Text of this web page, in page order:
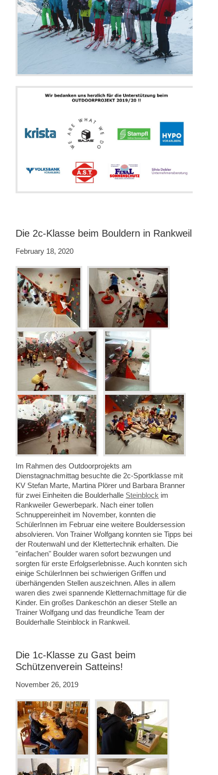
Die 2c-Klasse beim Bouldern in Rankweil
February 18, 2020
Im Rahmen des Outdoorprojekts am
Dienstagnachmittag besuchte die 2c-Sportklasse mit
KV Stefan Marte, Martina Plörer und Barbara Branner
für zwei Einheiten die Boulderhalle Steinblock im
Rankweiler Gewerbepark. Nach einer tollen
Schnuppereinheit im November, konnten die
SchülerInnen im Februar eine weitere Bouldersession
absolvieren. Von Trainer Wolfgang konnten sie Tipps bei
der Routenwahl und der Klettertechnik erhalten. Die
"einfachen" Boulder waren sofort bezwungen und
sorgten für erste Erfolgserlebnisse. Auch konnten sich
einige SchülerInnen bei schwierigen Griffen und
überhängenden Stellen auszeichnen. Alles in allem
waren dies zwei spannende Kletternachmittage für die
Kinder. Ein großes Dankeschön an dieser Stelle an
Trainer Wolfgang und das freundliche Team der
Boulderhalle Steinblock in Rankweil.
Die 1c-Klasse zu Gast beim
Schützenverein Satteins!
November 26, 2019